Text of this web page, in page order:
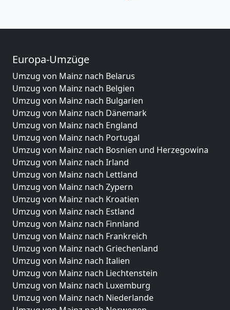
Europa-Umzüge
Umzug von Mainz nach Belarus
Umzug von Mainz nach Belgien
Umzug von Mainz nach Bulgarien
Umzug von Mainz nach Dänemark
Umzug von Mainz nach England
Umzug von Mainz nach Portugal
Umzug von Mainz nach Bosnien und Herzegowina
Umzug von Mainz nach Irland
Umzug von Mainz nach Lettland
Umzug von Mainz nach Zypern
Umzug von Mainz nach Kroatien
Umzug von Mainz nach Estland
Umzug von Mainz nach Finnland
Umzug von Mainz nach Frankreich
Umzug von Mainz nach Griechenland
Umzug von Mainz nach Italien
Umzug von Mainz nach Liechtenstein
Umzug von Mainz nach Luxemburg
Umzug von Mainz nach Niederlande